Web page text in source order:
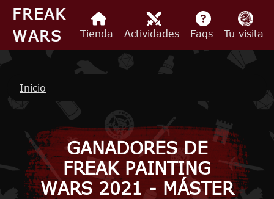
Pasar al contenido principal
FREAK
WARS
Tienda Actividades Faqs Tu visita
Ruta de navegación
Inicio
GANADORES DE
FREAK PAINTING
WARS 2021 - MÁSTER